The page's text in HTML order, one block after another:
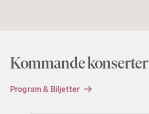
Kommande konserter
Program & Biljetter